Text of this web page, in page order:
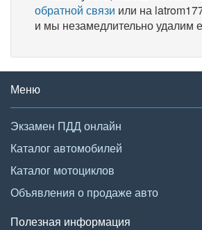
обратной связи или на
и мы незамедлительно удалим
Меню
Экзамен ПДД онлайн
Каталог автомобилей
Каталог мотоциклов
Объявления о продаже авто
Полезная информация